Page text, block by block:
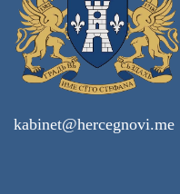
kabinet@hercegnovi.me